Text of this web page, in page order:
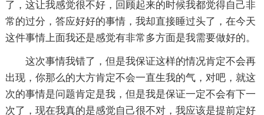
了，这让我感觉很不好，回顾起来的时候我都觉得自己非
常的过分，答应好好的事情，我却直接睡过头了，在今天
这件事情上面我还是感觉有非常多方面是我需要做好的。
这次事情我错了，但是我保证这样的情况肯定不会再
出现，你那么的大方肯定不会一直生我的气，对吧，就这
次的事情是问题肯定是我，但是我是保证一定不会有下一
次了，现在我真的是感觉自己很不对，我应该是提前定好